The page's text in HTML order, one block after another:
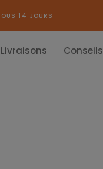
14 JOURS
Livraisons Conseils